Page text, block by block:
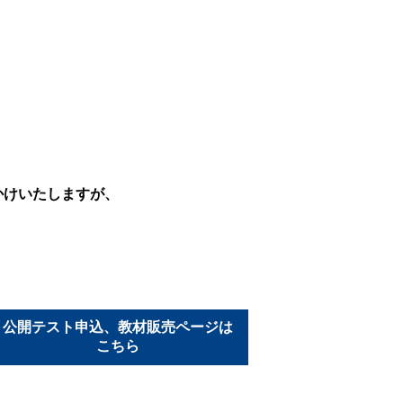
いたしますが、
公開テスト申込、教材販売ページは
こちら